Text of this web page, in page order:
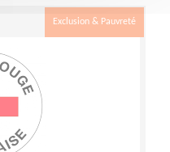
Exclusion & Pauvreté